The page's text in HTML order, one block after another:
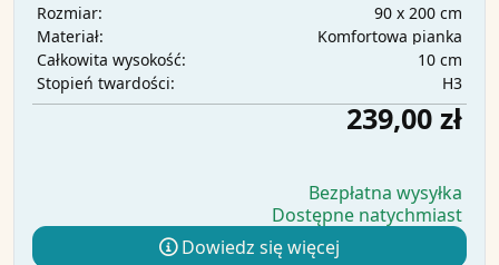
Rozmiar:
90 x 200 cm
Materiał:
Komfortowa pianka
Całkowita wysokość:
10 cm
Stopień twardości:
H3
239,00 zł
Bezpłatna wysyłka
Dostępne natychmiast
Dowiedz się więcej